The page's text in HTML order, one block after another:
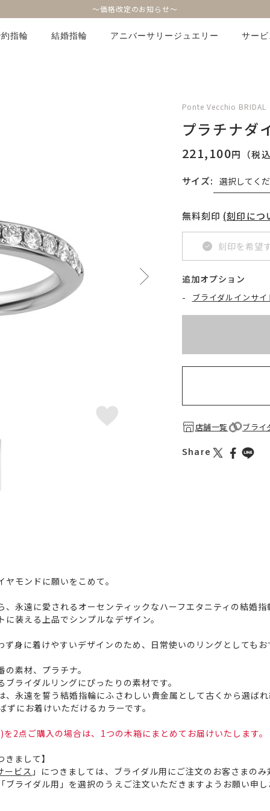
～価格改定のお知らせ～
指輪 結婚指輪 アニバーサリージュエリー サー
Ponte Vecchio BRIDAL
プラチナダ
221,100円（税
サイズ:
無料刻印 (刻印につ
刻印を希望
追加オプション
-
ブライダルインサ
店舗一覧 ブライ
Share
モンドに願いをこめて。
、永遠に愛されるオーセンティックなハーフエタニティの結婚
装える上品でシンプルなデザイン。
身に着けやすいデザインのため、日常使いのリングとしても
素材、プラチナ。
ライダルリングにぴったりの素材です。
、永遠を誓う結婚指輪にふさわしい貴金属として古くから選ば
にお着けいただけるカラーです。
2点ご購入の場合は、1つの木箱にまとめてお届けいたします。
まして】
ービス 」につきましては、ブライダル用にご注文のお客さまの
ブライダル用」を選択のうえご注文いただきますようお願い申